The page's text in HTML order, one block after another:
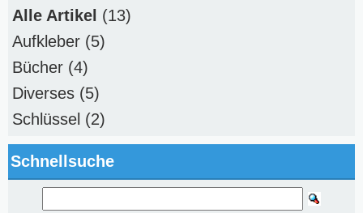
Alle Artikel (13)
Aufkleber (5)
Bücher (4)
Diverses (5)
Schlüssel (2)
Schnellsuche